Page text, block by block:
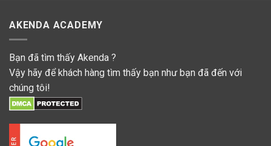
AKENDA ACADEMY
Bạn đã tìm thấy Akenda ?
Vậy hãy để khách hàng tìm thấy bạn như bạn đã đến với
chúng tôi!